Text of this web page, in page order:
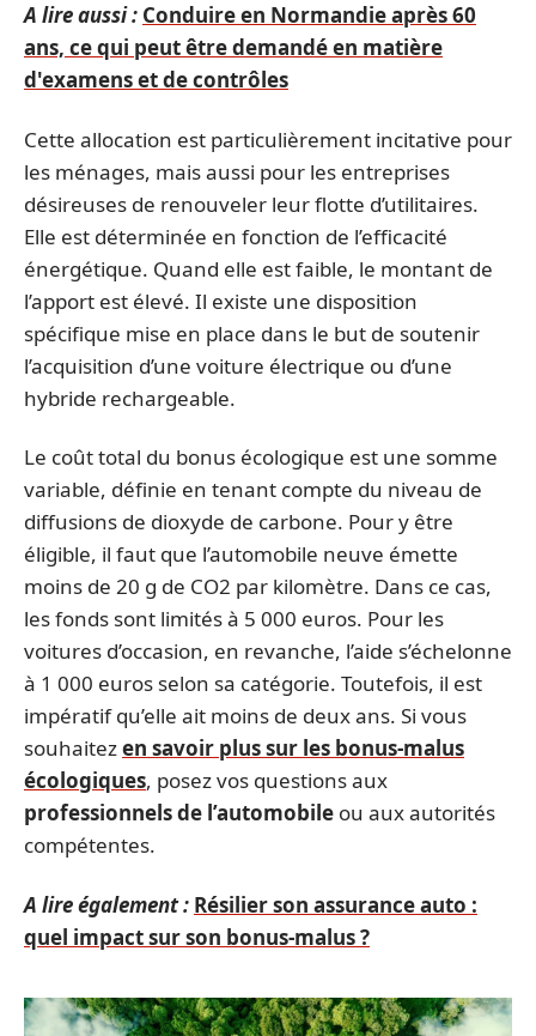
A lire aussi : Conduire en Normandie après 60
ans, ce qui peut être demandé en matière
d'examens et de contrôles
Cette allocation est particulièrement incitative pour
les ménages, mais aussi pour les entreprises
désireuses de renouveler leur flotte d’utilitaires.
Elle est déterminée en fonction de l’efficacité
énergétique. Quand elle est faible, le montant de
l’apport est élevé. Il existe une disposition
spécifique mise en place dans le but de soutenir
l’acquisition d’une voiture électrique ou d’une
hybride rechargeable.
Le coût total du bonus écologique est une somme
variable, définie en tenant compte du niveau de
diffusions de dioxyde de carbone. Pour y être
éligible, il faut que l’automobile neuve émette
moins de 20 g de CO2 par kilomètre. Dans ce cas,
les fonds sont limités à 5 000 euros. Pour les
voitures d’occasion, en revanche, l’aide s’échelonne
à 1 000 euros selon sa catégorie. Toutefois, il est
impératif qu’elle ait moins de deux ans. Si vous
souhaitezen savoir plus sur les bonus-malus
écologiques, posez vos questions aux
professionnels de l’automobile ou aux autorités
compétentes.
A lire également : Résilier son assurance auto :
quel impact sur son bonus-malus ?